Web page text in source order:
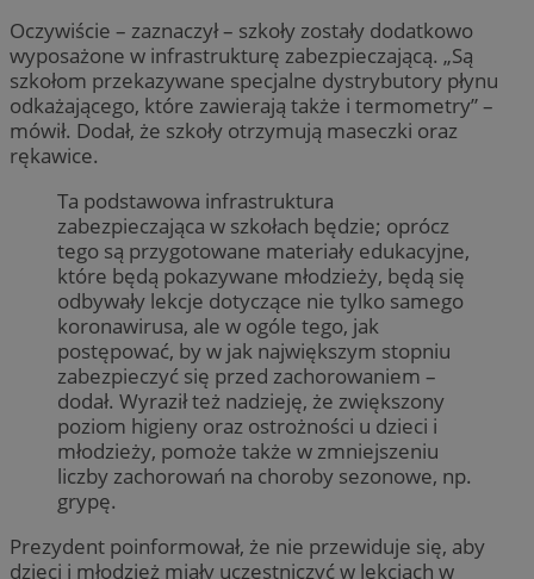
Oczywiście – zaznaczył – szkoły zostały dodatkowo
wyposażone w infrastrukturę zabezpieczającą. „Są
szkołom przekazywane specjalne dystrybutory płynu
odkażającego, które zawierają także i termometry” –
mówił. Dodał, że szkoły otrzymują maseczki oraz
rękawice.
Ta podstawowa infrastruktura
zabezpieczająca w szkołach będzie; oprócz
tego są przygotowane materiały edukacyjne,
które będą pokazywane młodzieży, będą się
odbywały lekcje dotyczące nie tylko samego
koronawirusa, ale w ogóle tego, jak
postępować, by w jak największym stopniu
zabezpieczyć się przed zachorowaniem –
dodał. Wyraził też nadzieję, że zwiększony
poziom higieny oraz ostrożności u dzieci i
młodzieży, pomoże także w zmniejszeniu
liczby zachorowań na choroby sezonowe, np.
grypę.
Prezydent poinformował, że nie przewiduje się, aby
dzieci i młodzież miały uczestniczyć w lekcjach w